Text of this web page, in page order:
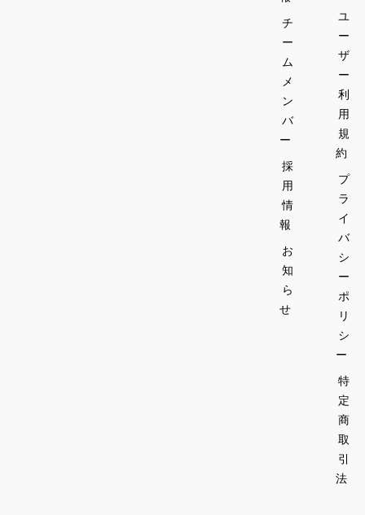
チ
ー
ム
メ
ン
バ
ー
採
用
情
報
お
知
ら
せ
ユ
ー
ザ
ー
利
用
規
約
プ
ラ
イ
バ
シ
ー
ポ
リ
シ
ー
特
定
商
取
引
法